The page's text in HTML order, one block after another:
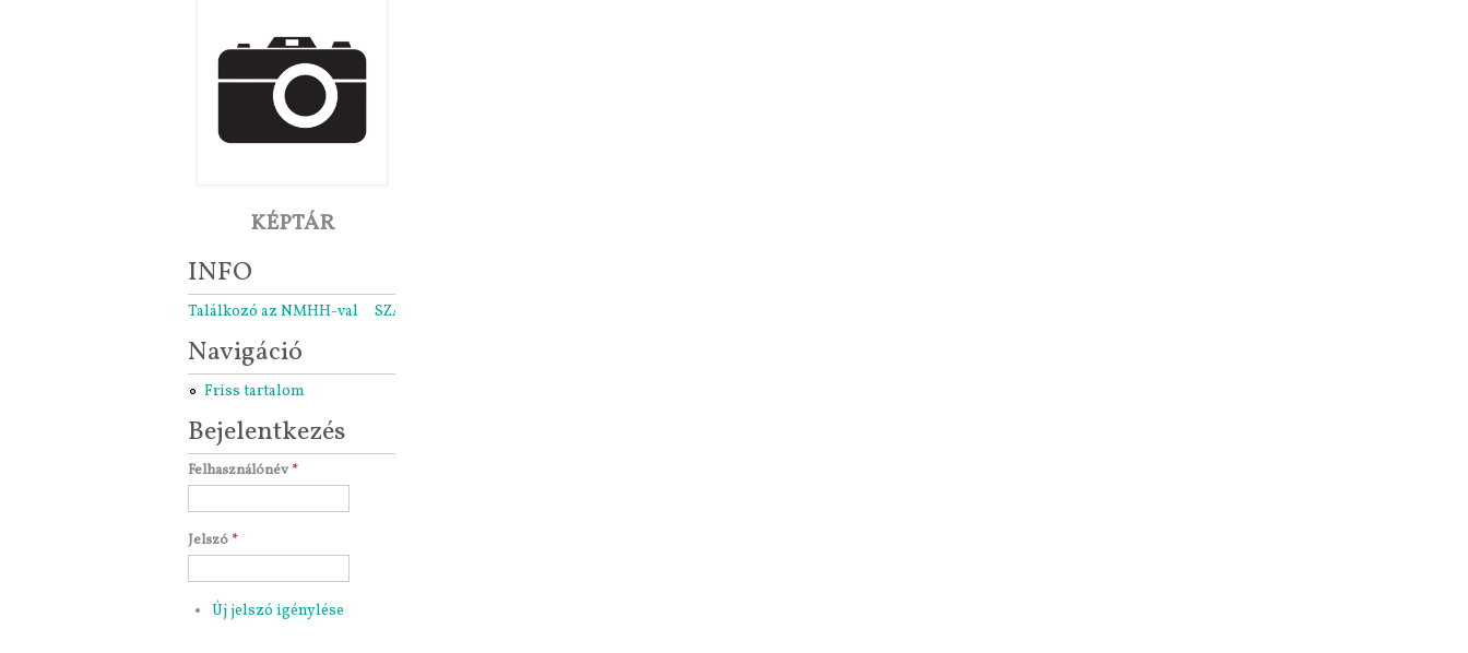
KÉPTÁR
INFO
Találkozó az NMHH-val SZARÁMA közgyűlés 2021.11.05.
Navigáció
Friss tartalom
Bejelentkezés
Felhasználónév *
Jelszó *
Új jelszó igénylése